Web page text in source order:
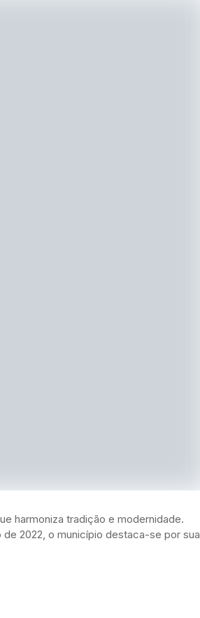
harmoniza tradição e modernidade.
2022, o município destaca-se por sua